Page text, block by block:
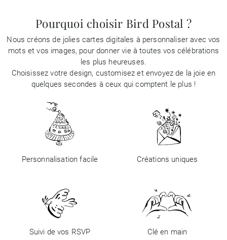
Pourquoi choisir Bird Postal ?
Nous créons de jolies cartes digitales à personnaliser avec vos
mots et vos images, pour donner vie à toutes vos célébrations
les plus heureuses.
Choisissez votre design, customisez et envoyez de la joie en
quelques secondes à ceux qui comptent le plus !
Personnalisation facile Créations uniques
Suivi de vos RSVP Clé en main